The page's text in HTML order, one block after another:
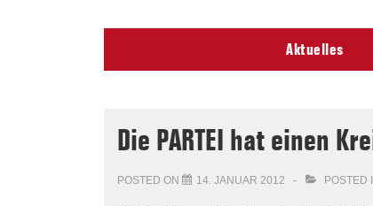
Aktuelles
Die PARTEI hat einen
POSTED ON 14. JANUAR 2012 POSTED